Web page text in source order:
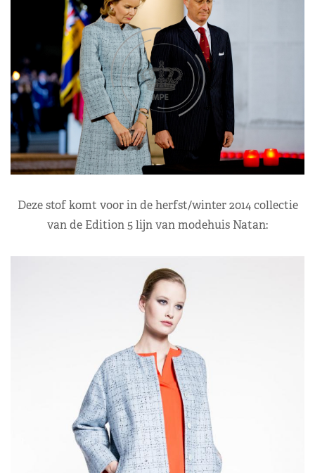
Deze stof komt voor in de herfst/winter 2014 collectie
van de Edition 5 lijn van modehuis Natan: